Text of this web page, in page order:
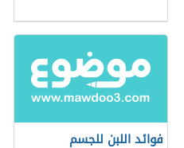
فوائد اللبن للجسم